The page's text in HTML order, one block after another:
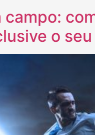
campo:
o seu